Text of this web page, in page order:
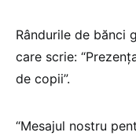
Rândurile de bănci
care scrie:
de copii”.
“Mesajul nostru